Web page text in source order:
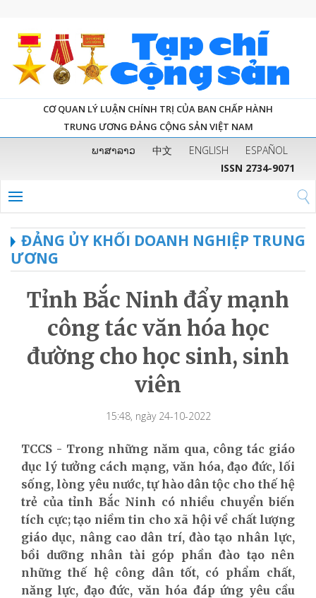
CƠ QUAN LÝ LUẬN CHÍNH TRỊ CỦA BAN CHẤP HÀNH
TRUNG ƯƠNG ĐẢNG CỘNG SẢN VIỆT NAM
ພາສາລາວ 中文 ENGLISH
ESPAÑOL
ISSN 2734-9071
ĐẢNG ỦY KHỐI DOANH NGHIỆP TRUNG
ƯƠNG
Tỉnh Bắc Ninh đẩy mạnh
công tác văn hóa học
đường cho học sinh, sinh
viên
15:48, ngày 24-10-2022
TCCS - Trong những năm qua, công tác giáo
dục lý tưởng cách mạng, văn hóa, đạo đức, lối
sống, lòng yêu nước, tự hào dân tộc cho thế hệ
trẻ của tỉnh Bắc Ninh có nhiều chuyển biến
tích cực; tạo niềm tin cho xã hội về chất lượng
giáo dục, nâng cao dân trí, đào tạo nhân lực,
bồi dưỡng nhân tài góp phần đào tạo nên
những thế hệ công dân tốt, có phẩm chất,
năng lực, đạo đức, văn hóa đáp ứng yêu cầu